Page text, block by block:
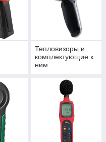
Тепловизоры и
комплектующие к
ним